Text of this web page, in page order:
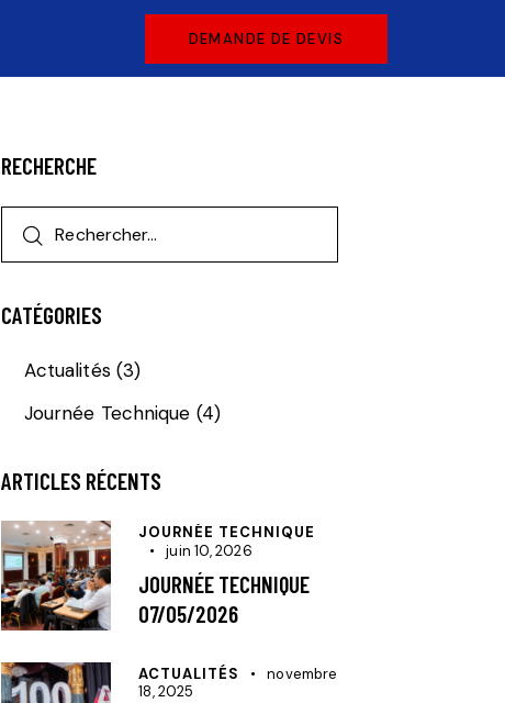
DEMANDE DE DEVIS
RECHERCHE
CATÉGORIES
Actualités(3)
Journée Technique (4)
ARTICLES RÉCENTS
JOURNÉE TECHNIQUE
juin 10, 2026
JOURNÉE TECHNIQUE
07/05/2026
ACTUALITÉS
novembre
18, 2025